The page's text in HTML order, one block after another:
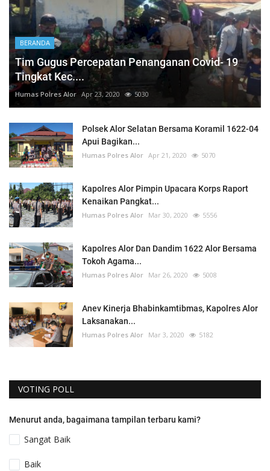
BERANDA
Tim Gugus Percepatan Penanganan Covid- 19
Tingkat Kec....
Humas Polres Alor Apr 23, 2020 5030
Polsek Alor Selatan Bersama Koramil 1622-04
Apui Bagikan...
Humas Polres Alor Apr 21, 2020 5070
Kapolres Alor Pimpin Upacara Korps Raport
Kenaikan Pangkat...
Humas Polres Alor Mar 30, 2020 5556
Kapolres Alor Dan Dandim 1622 Alor Bersama
Tokoh Agama...
Humas Polres Alor Mar 26, 2020 5008
Anev Kinerja Bhabinkamtibmas, Kapolres Alor
Laksanakan...
Humas Polres Alor Mar 3, 2020 5182
VOTING POLL
Menurut anda, bagaimana tampilan terbaru kami?
Sangat Baik
Baik